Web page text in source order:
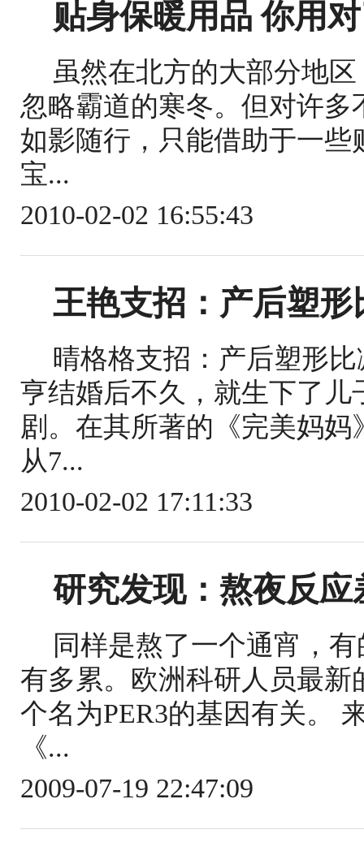
贴身保暖用品 你用
虽然在北方的大部分地
忽略霸道的寒冬。但对许
如影随行，只能借助于一
宝...
2010-02-02 16:55:43
王艳支招：产后塑形
晴格格支招：产后塑形
亨结婚后不久，就生下了
剧。在其所著的《完美妈
从7...
2010-02-02 17:11:33
研究发现：熬夜反
同样是熬了一个通宵，
有多累。欧洲科研人员最
个名为PER3的基因有关。
《...
2009-07-19 22:47:09